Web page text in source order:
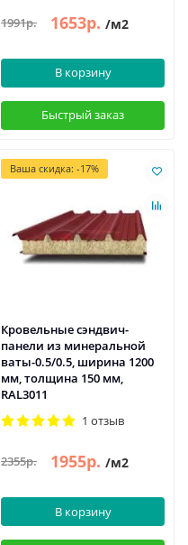
1991р. 1653р. /м2
В корзину
Быстрый заказ
Ваша скидка: -17%
Кровельные сэндвич-
панели из минеральной
ваты-0.5/0.5, ширина 1200
мм, толщина 150 мм,
RAL3011
1 отзыв
2355р. 1955р. /м2
В корзину